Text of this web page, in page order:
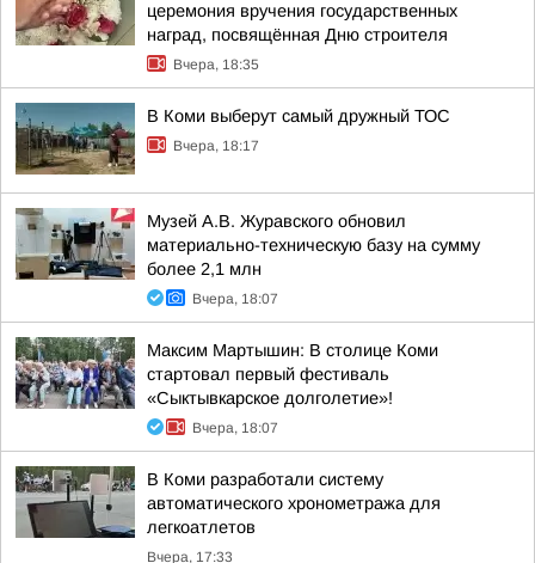
церемония вручения государственных
наград, посвящённая Дню строителя
Вчера, 18:35
В Коми выберут самый дружный ТОС
Вчера, 18:17
Музей А.В. Журавского обновил
материально-техническую базу на сумму
более 2,1 млн
Вчера, 18:07
Максим Мартышин: В столице Коми
стартовал первый фестиваль
«Сыктывкарское долголетие»!
Вчера, 18:07
В Коми разработали систему
автоматического хронометража для
легкоатлетов
Вчера, 17:33